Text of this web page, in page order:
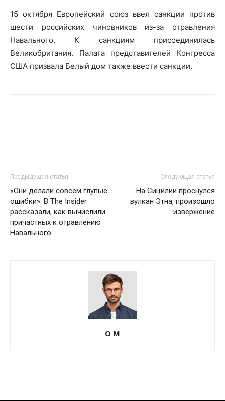
15 октября Европейский союз ввел санкции против
шести российских чиновников из-за отравления
Навального. К санкциям присоединилась
Великобритания. Палата представителей Конгресса
США призвала Белый дом также ввести санкции.
Предыдущая статья
«Они делали совсем глупые
ошибки». В The Insider
рассказали, как вычислили
причастных к отравлению
Навального
Следующая статья
На Сицилии проснулся
вулкан Этна, произошло
извержение
О М